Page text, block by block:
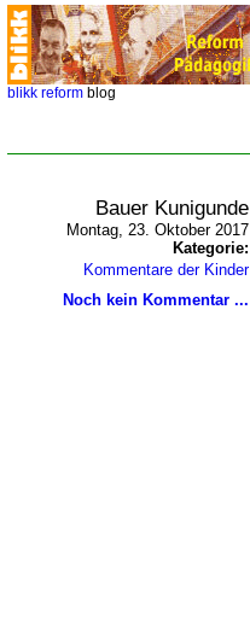
blikk reform blog
Bauer Kunigunde
Montag, 23. Oktober 2017
Kategorie:
Kommentare der Kinder
Noch kein Kommentar ...